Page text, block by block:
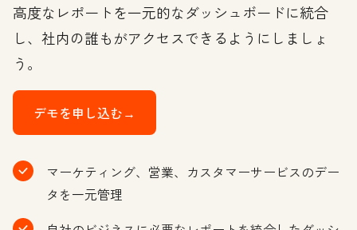
高度なレポートを一元的なダッシュボードに統合
し、社内の誰もがアクセスできるようにしましょ
う。
デモを申し込む→
マーケティング、営業、カスタマーサービスのデー
タを一元管理